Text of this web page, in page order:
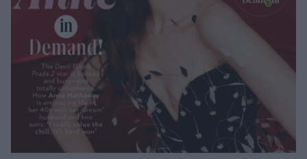
Woman Power
Parenting
Working Girl
Real Women
Πρόσωπα